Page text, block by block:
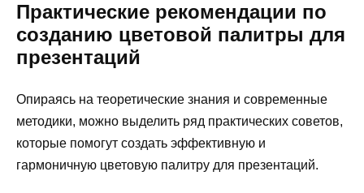
Практические рекомендации по
созданию цветовой палитры для
презентаций
Опираясь на теоретические знания и современные
методики, можно выделить ряд практических советов,
которые помогут создать эффективную и
гармоничную цветовую палитру для презентаций.